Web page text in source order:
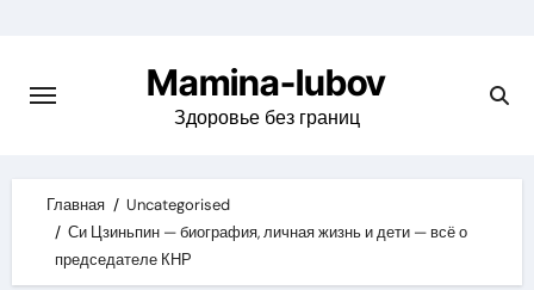
content
Mamina-lubov
Здоровье без границ
Главная
Uncategorised
Си Цзиньпин — биография, личная жизнь и дети — всё о
председателе КНР